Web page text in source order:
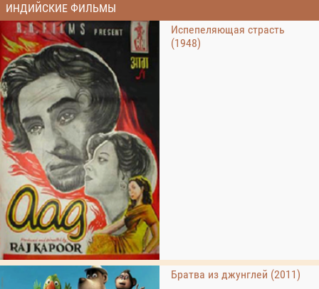
ИНДИЙСКИЕ ФИЛЬМЫ
Испепеляющая страсть
(1948)
Братва из джунглей (2011)